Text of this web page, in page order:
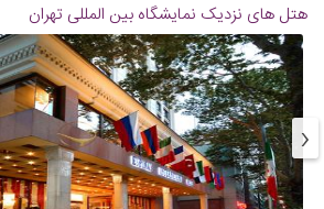
هتل های نزدیک نمایشگاه بین المللی تهران
‹